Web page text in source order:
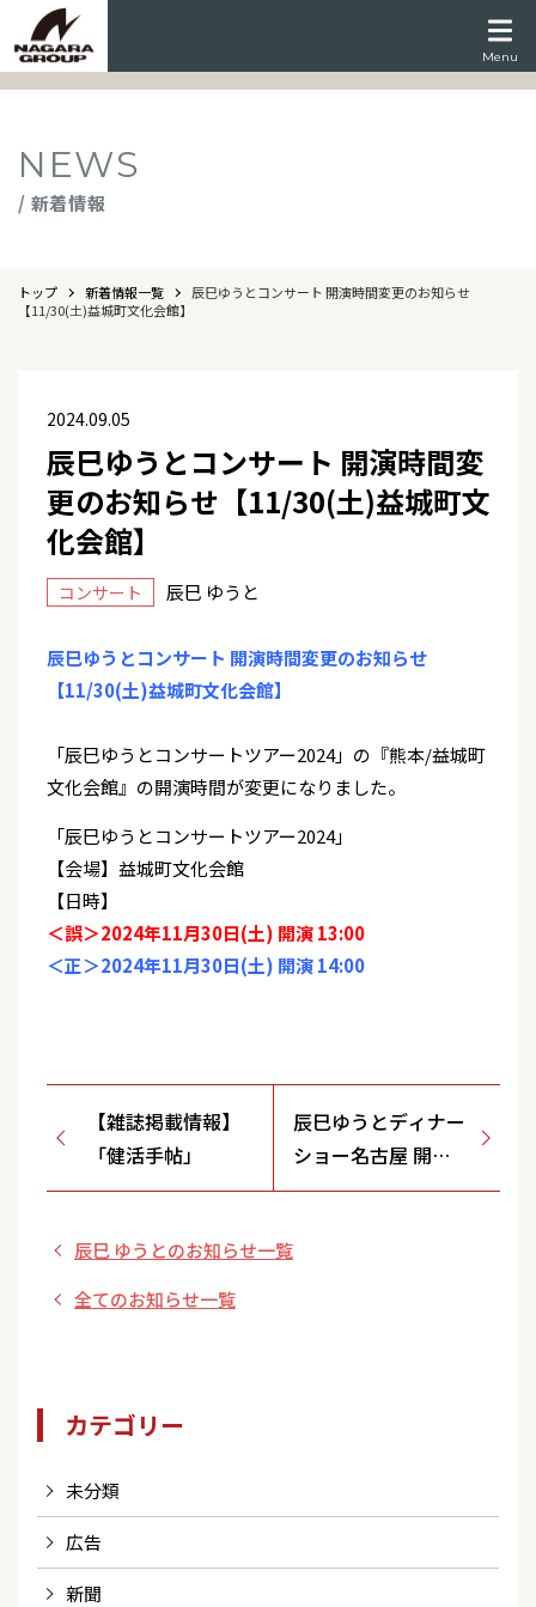
Menu
NEWS
/ 新着情報
トップ 新着情報一覧
辰巳ゆうとコンサート 開演時間変更のお知らせ
【11/30(土)益城町文化会館】
2024.09.05
辰巳ゆうとコンサート 開演時間変
更のお知らせ【11/30(土)益城町文
化会館】
コンサート 辰巳 ゆうと
辰巳ゆうとコンサート 開演時間変更のお知らせ
【11/30(土)益城町文化会館】
「辰巳ゆうとコンサートツアー2024」の『熊本/益城町
文化会館』の開演時間が変更になりました。
「辰巳ゆうとコンサートツアー2024」
【会場】益城町文化会館
【日時】
＜誤＞2024年11月30日(土) 開演 13:00
＜正＞2024年11月30日(土) 開演 14:00
【雑誌掲載情報】
「健活手帖」
辰巳ゆうとディナー
ショー名古屋 開催
決定！
辰巳 ゆうとのお知らせ一覧
全てのお知らせ一覧
カテゴリー
未分類
広告
新聞